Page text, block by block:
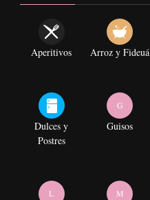
Aperitivos Arroz y Fideuá
Dulces y
Postres
G
Guisos
L M